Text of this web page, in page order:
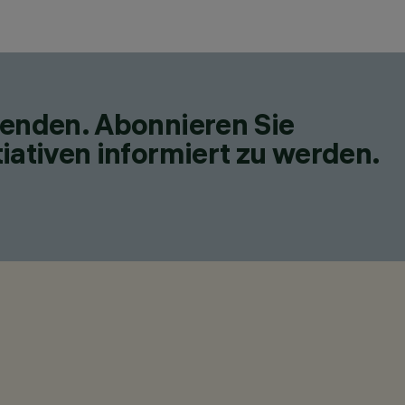
Abonnieren Sie
informiert zu werden.